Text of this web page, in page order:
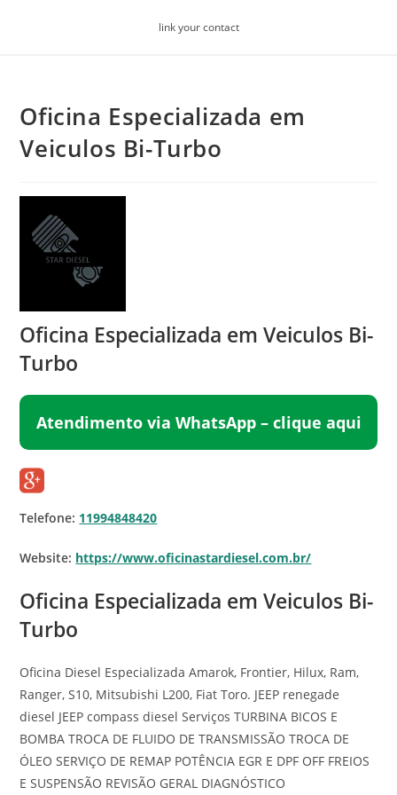
link your contact
Oficina Especializada em
Veiculos Bi-Turbo
Oficina Especializada em Veiculos Bi-
Turbo
Atendimento via WhatsApp – clique aqui
Telefone: 11994848420
Website: https://www.oficinastardiesel.com.br/
Oficina Especializada em Veiculos Bi-
Turbo
Oficina Diesel Especializada Amarok, Frontier, Hilux, Ram,
Ranger, S10, Mitsubishi L200, Fiat Toro. JEEP renegade
diesel JEEP compass diesel Serviços TURBINA BICOS E
BOMBA TROCA DE FLUIDO DE TRANSMISSÃO TROCA DE
ÓLEO SERVIÇO DE REMAP POTÊNCIA EGR E DPF OFF FREIOS
E SUSPENSÃO REVISÃO GERAL DIAGNÓSTICO